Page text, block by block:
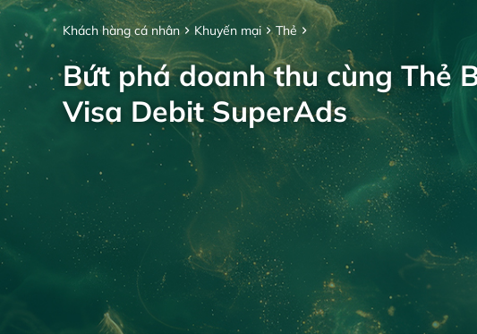
Khách hàng cá nhân Khuyến mại Thẻ
Bứt phá doanh thu cùng Thẻ
Visa Debit SuperAds